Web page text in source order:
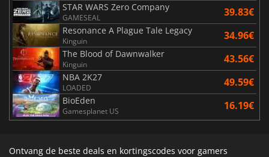
STAR WARS Zero Company
GAMESEAL 39.83€
Resonance A Plague Tale Legacy
Kinguin 34.96€
The Blood of Dawnwalker
Kinguin 43.56€
NBA 2K27
LOADED 49.59€
BioEden
Gamesplanet US 16.19€
Ontvang de beste deals en kortingscodes voor gamers